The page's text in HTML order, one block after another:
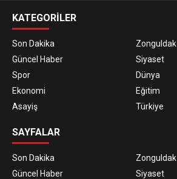
KATEGORİLER
Son Dakika
Zonguldak
Güncel Haber
Siyaset
Spor
Dünya
Ekonomi
Eğitim
Asayiş
Türkiye
SAYFALAR
Son Dakika
Zonguldak
Güncel Haber
Siyaset